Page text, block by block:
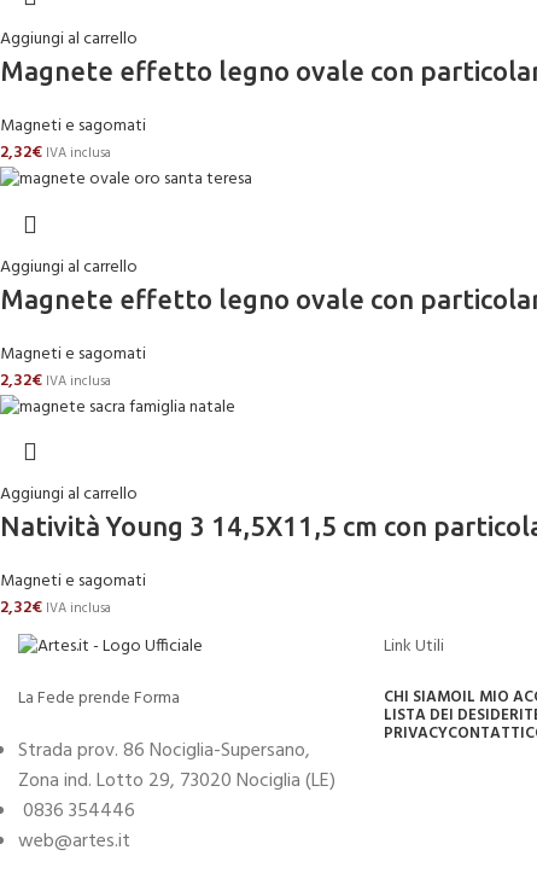
Aggiungi al carrello
Magnete effetto legno ovale con particolari
Magneti e sagomati
2,32€ IVA inclusa
Aggiungi al carrello
Magnete effetto legno ovale con
Magneti e sagomati
2,32€ IVA inclusa
Aggiungi al carrello
Natività Young 3 14,5X11,5 cm con
Magneti e sagomati
2,32€ IVA inclusa
La Fede prende Forma
Strada prov. 86 Nociglia-Supersano,
Zona ind. Lotto 29, 73020 Nociglia (LE)
0836 354446
web@artes.it
Link Utili
CHI SIAMOIL MIO
LISTA DEI DESIDERI
PRIVACYCONTATTI